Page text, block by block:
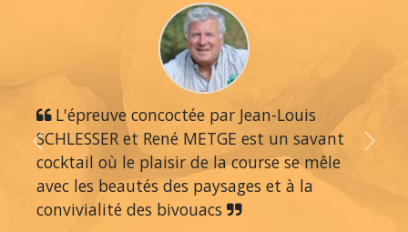
L'épreuve concoctée par Jean-Louis
SCHLESSER et René METGE est un savant
cocktail où le plaisir de la course se mêle
avec les beautés des paysages et à la
convivialité des bivouacs
Previous Next